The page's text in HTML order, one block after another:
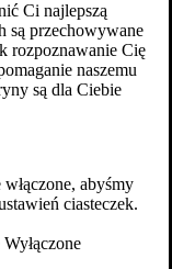
Ci najlepszą
są przechowywane
rozpoznawanie Cię
naszemu
są dla Ciebie
abyśmy
ciasteczek.
Wyłączone